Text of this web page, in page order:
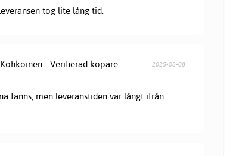
tog lite lång tid.
- Verifierad köpare 2025-08-08
fanns, men leveranstiden var långt ifrån